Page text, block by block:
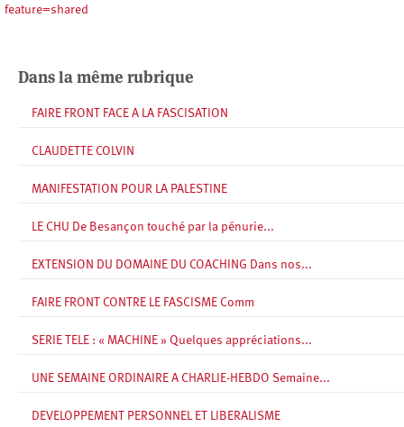
feature=shared
Dans la même rubrique
FAIRE FRONT FACE A LA FASCISATION
CLAUDETTE COLVIN
MANIFESTATION POUR LA PALESTINE
LE CHU De Besançon touché par la pénurie...
EXTENSION DU DOMAINE DU COACHING Dans nos...
FAIRE FRONT CONTRE LE FASCISME Comm
SERIE TELE : « MACHINE » Quelques appréciations...
UNE SEMAINE ORDINAIRE A CHARLIE-HEBDO Semaine...
DEVELOPPEMENT PERSONNEL ET LIBERALISME